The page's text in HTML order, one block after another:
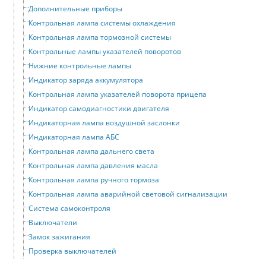
Дополнительные приборы
Контрольная лампа системы охлаждения
Контрольная лампа тормозной системы
Контрольные лампы указателей поворотов
Нижние контрольные лампы
Индикатор заряда аккумулятора
Контрольная лампа указателей поворота прицепа
Индикатор самодиагностики двигателя
Индикаторная лампа воздушной заслонки
Индикаторная лампа АБС
Контрольная лампа дальнего света
Контрольная лампа давления масла
Контрольная лампа ручного тормоза
Контрольная лампа аварийной световой сигнализации
Система самоконтроля
Выключатели
Замок зажигания
Проверка выключателей